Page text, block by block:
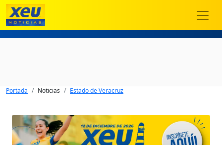
Portada Noticias Estado de Veracruz